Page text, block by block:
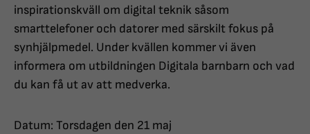
inspirationskväll om digital teknik såsom
smarttelefoner och datorer med särskilt fokus på
synhjälpmedel. Under kvällen kommer vi även
informera om utbildningen Digitala barnbarn och vad
du kan få ut av att medverka.
Datum: Torsdagen den 21 maj